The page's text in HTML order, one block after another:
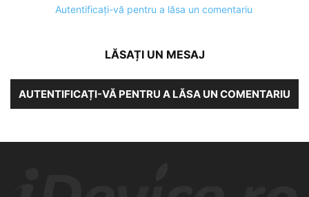
Autentificați-vă pentru a lăsa un comentariu
LĂSAȚI UN MESAJ
AUTENTIFICAȚI-VĂ PENTRU A LĂSA UN COMENTARIU